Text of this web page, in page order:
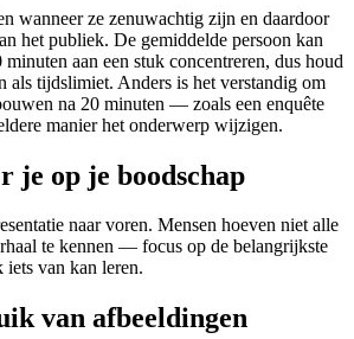
wanneer ze zenuwachtig zijn en daardoor
het publiek. De gemiddelde persoon kan
aan een stuk concentreren, dus houd
als tijdslimiet. Anders is het verstandig om
na 20 minuten — zoals een enquête
manier het onderwerp wijzigen.
je op je boodschap
naar voren. Mensen hoeven niet alle
te kennen — focus op de belangrijkste
van kan leren.
van afbeeldingen